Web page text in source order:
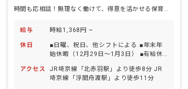
時間も応相談！無理なく働けて、得意を活かせる保育補助のお仕事です☆
給与 時給1,368円 ~
休日
■日曜、祝日、他シフトによる ■年末年
始休暇（12月29日～1月3日） ■有給休
あり
アクセス
JR埼京線「北赤羽駅」より徒歩8分 JR
埼京線「浮間舟渡駅」より徒歩11分